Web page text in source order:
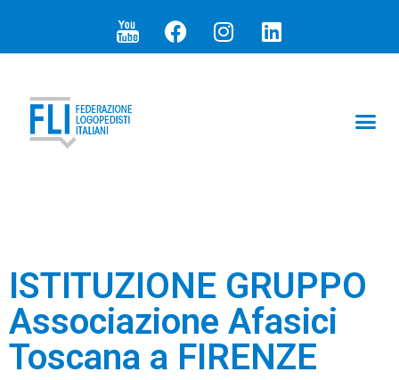
ISTITUZIONE GRUPPO
Associazione Afasici
Toscana a FIRENZE